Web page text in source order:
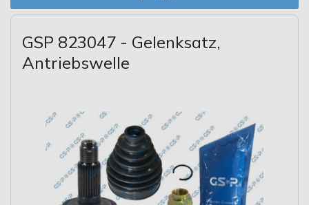
GSP 823047 - Gelenksatz,
Antriebswelle